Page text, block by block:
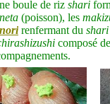
boule de riz shari
neta (poisson), les
nori renfermant du shari
composé de